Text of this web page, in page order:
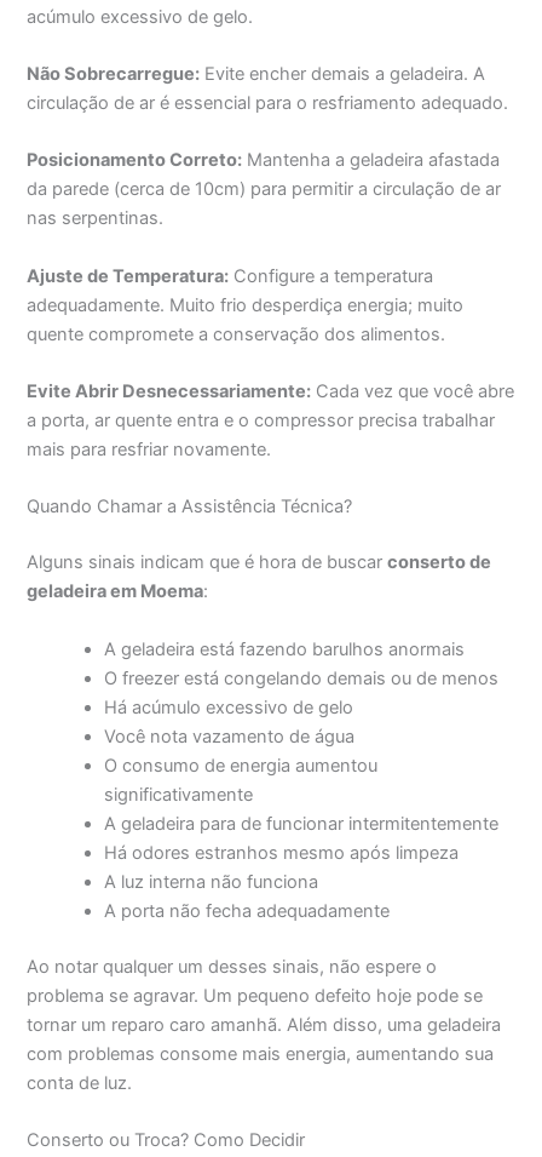
acúmulo excessivo de gelo.
Não Sobrecarregue: Evite encher demais a geladeira. A
circulação de ar é essencial para o resfriamento adequado.
Posicionamento Correto: Mantenha a geladeira afastada
da parede (cerca de 10cm) para permitir a circulação de ar
nas serpentinas.
Ajuste de Temperatura: Configure a temperatura
adequadamente. Muito frio desperdiça energia; muito
quente compromete a conservação dos alimentos.
Evite Abrir Desnecessariamente: Cada vez que você abre
a porta, ar quente entra e o compressor precisa trabalhar
mais para resfriar novamente.
Quando Chamar a Assistência Técnica?
Alguns sinais indicam que é hora de buscarconserto de
geladeira em Moema:
A geladeira está fazendo barulhos anormais
O freezer está congelando demais ou de menos
Há acúmulo excessivo de gelo
Você nota vazamento de água
O consumo de energia aumentou
significativamente
A geladeira para de funcionar intermitentemente
Há odores estranhos mesmo após limpeza
A luz interna não funciona
A porta não fecha adequadamente
Ao notar qualquer um desses sinais, não espere o
problema se agravar. Um pequeno defeito hoje pode se
tornar um reparo caro amanhã. Além disso, uma geladeira
com problemas consome mais energia, aumentando sua
conta de luz.
Conserto ou Troca? Como Decidir